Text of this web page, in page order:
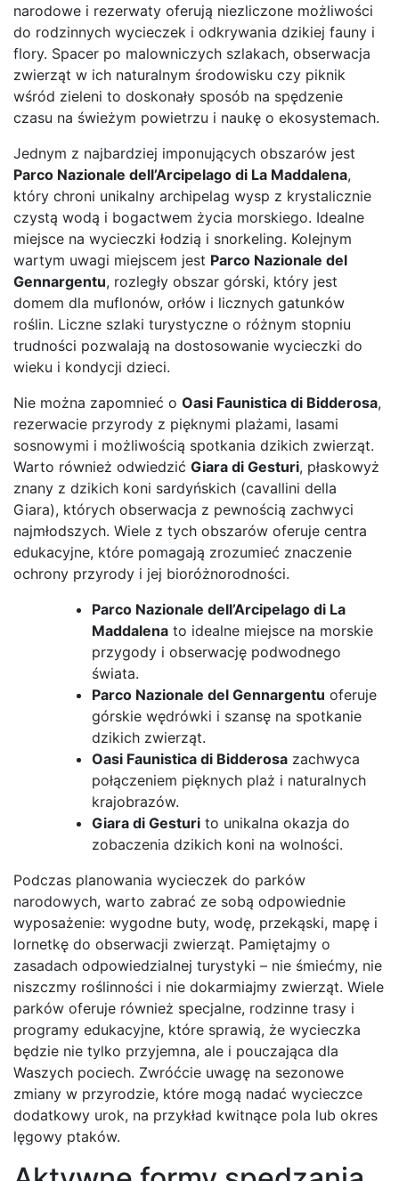
narodowe i rezerwaty oferują niezliczone możliwości
do rodzinnych wycieczek i odkrywania dzikiej fauny i
flory. Spacer po malowniczych szlakach, obserwacja
zwierząt w ich naturalnym środowisku czy piknik
wśród zieleni to doskonały sposób na spędzenie
czasu na świeżym powietrzu i naukę o ekosystemach.
Jednym z najbardziej imponujących obszarów jest
Parco Nazionale dell’Arcipelago di La Maddalena,
który chroni unikalny archipelag wysp z krystalicznie
czystą wodą i bogactwem życia morskiego. Idealne
miejsce na wycieczki łodzią i snorkeling. Kolejnym
wartym uwagi miejscem jest Parco Nazionale del
Gennargentu, rozległy obszar górski, który jest
domem dla muflonów, orłów i licznych gatunków
roślin. Liczne szlaki turystyczne o różnym stopniu
trudności pozwalają na dostosowanie wycieczki do
wieku i kondycji dzieci.
Nie można zapomnieć o Oasi Faunistica di Bidderosa,
rezerwacie przyrody z pięknymi plażami, lasami
sosnowymi i możliwością spotkania dzikich zwierząt.
Warto również odwiedzić Giara di Gesturi, płaskowyż
znany z dzikich koni sardyńskich (cavallini della
Giara), których obserwacja z pewnością zachwyci
najmłodszych. Wiele z tych obszarów oferuje centra
edukacyjne, które pomagają zrozumieć znaczenie
ochrony przyrody i jej bioróżnorodności.
Parco Nazionale dell’Arcipelago di La
Maddalena to idealne miejsce na morskie
przygody i obserwację podwodnego
świata.
Parco Nazionale del Gennargentu oferuje
górskie wędrówki i szansę na spotkanie
dzikich zwierząt.
Oasi Faunistica di Bidderosa zachwyca
połączeniem pięknych plaż i naturalnych
krajobrazów.
Giara di Gesturi to unikalna okazja do
zobaczenia dzikich koni na wolności.
Podczas planowania wycieczek do parków
narodowych, warto zabrać ze sobą odpowiednie
wyposażenie: wygodne buty, wodę, przekąski, mapę i
lornetkę do obserwacji zwierząt. Pamiętajmy o
zasadach odpowiedzialnej turystyki – nie śmiećmy, nie
niszczmy roślinności i nie dokarmiajmy zwierząt. Wiele
parków oferuje również specjalne, rodzinne trasy i
programy edukacyjne, które sprawią, że wycieczka
będzie nie tylko przyjemna, ale i pouczająca dla
Waszych pociech. Zwróćcie uwagę na sezonowe
zmiany w przyrodzie, które mogą nadać wycieczce
dodatkowy urok, na przykład kwitnące pola lub okres
lęgowy ptaków.